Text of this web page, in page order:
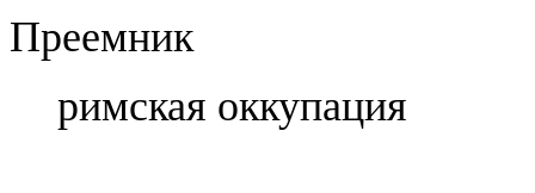
Преемник
римская оккупация